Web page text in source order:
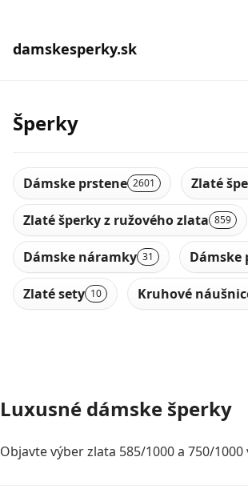
damskesperky.sk
Šperky
Dámske prstene 2601 Zlaté
Zlaté šperky z ružového zlata 859
Dámske náramky 31 Dámske
Zlaté sety 10 Kruhové
Luxusné dámske šperky
Objavte výber zlata 585/1000 a 750/